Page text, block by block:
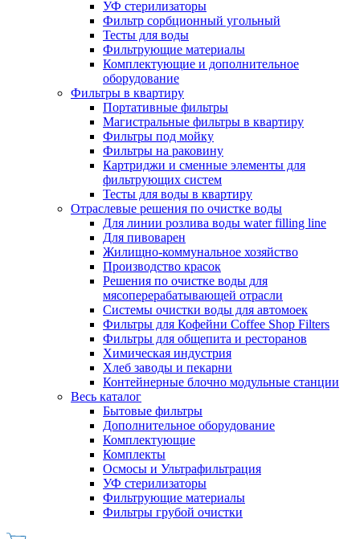
УФ стерилизаторы
Фильтр сорбционный угольный
Тесты для воды
Фильтрующие материалы
Комплектующие и дополнительное
оборудование
Фильтры в квартиру
Портативные фильтры
Магистральные фильтры в квартиру
Фильтры под мойку
Фильтры на раковину
Картриджи и сменные элементы для
фильтрующих систем
Тесты для воды в квартиру
Отраслевые решения по очистке воды
Для линии розлива воды water filling line
Для пивоварен
Жилищно-коммунальное хозяйство
Производство красок
Решения по очистке воды для
мясоперерабатывающей отрасли
Системы очистки воды для автомоек
Фильтры для Кофейни Coffee Shop Filters
Фильтры для общепита и ресторанов
Химическая индустрия
Хлеб заводы и пекарни
Контейнерные блочно модульные станции
Весь каталог
Бытовые фильтры
Дополнительное оборудование
Комплектующие
Комплекты
Осмосы и Ультрафильтрация
УФ стерилизаторы
Фильтрующие материалы
Фильтры грубой очистки